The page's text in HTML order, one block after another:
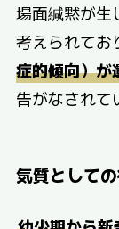
場面緘黙が生
考えられてお
症的傾向）が
告がなされて
気質として